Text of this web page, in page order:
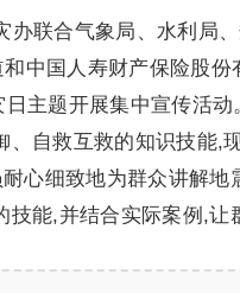
办联合气象局、水利局
中国人寿财产保险股
主题开展集中宣传活
、自救互救的知识技能,
心细致地为群众讲解
能,并结合实际案例,让